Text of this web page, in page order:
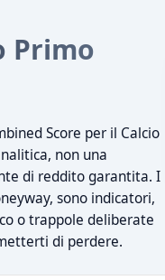
Primo
Score per il Calcio
non una
di reddito garantita. I
sono indicatori,
o trappole deliberate
di perdere.